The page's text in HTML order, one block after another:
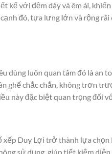
kế với đệm dày và êm ái,
đó, tựa lưng lớn và rộng
dùng luôn quan tâm đó là an
ghế chắc chắn, không trơn
này đặc biệt quan trọng đối
xếp Duy Lợi trở thành lựa
sử dụng, giúp tiết kiệm